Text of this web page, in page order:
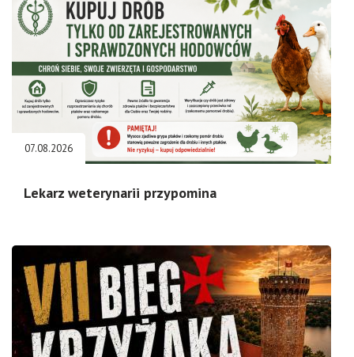
07.08.2026
Lekarz weterynarii przypomina